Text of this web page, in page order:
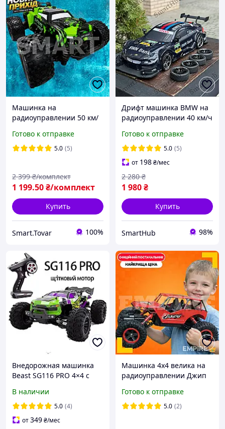
Машинка на
радиоуправлении 50 км/
радиоуправлении для
детей, Джип на
радіоуправлінні
Готово к отправке
5.0 (5)
1 199.50₴/комплект
2 399 ₴/комплект
Купить
Smart.Tovar 100%
Дрифт машинка BMW на
радиоуправлении 40 км/ч
дрифта БМВ на пульте, на
аккумуляторе
Готово к отправке
5.0 (5)
от 198₴/мес
1 980₴
2 280 ₴
Купить
SmartHub 98%
Внедорожная машинка
Beast SG116 PRO 4×4 с
управлением 1:16, 40 км/
ч, зеленая
В наличии
5.0 (4)
от349₴/мес
Машинка 4х4 велика на
радиоуправлении Джип
трак БОЛЬШОЙ ЗИМНИЙ
(снег / песок) с
Готово к отправке
5.0 (2)